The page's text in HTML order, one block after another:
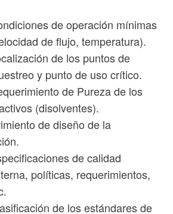
de operación mínimas
de flujo, temperatura).
de los puntos de
y punto de uso crítico.
de Pureza de los
(disolventes).
de diseño de la
de calidad
políticas, requerimientos,
de los estándares de